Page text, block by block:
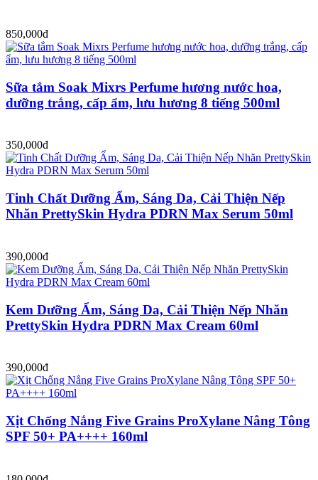
850,000đ
Sữa tắm Soak Mixrs Perfume hương nước hoa,
dưỡng trắng, cấp ẩm, lưu hương 8 tiếng 500ml
350,000đ
Tinh Chất Dưỡng Ẩm, Sáng Da, Cải Thiện Nếp
Nhăn PrettySkin Hydra PDRN Max Serum 50ml
390,000đ
Kem Dưỡng Ẩm, Sáng Da, Cải Thiện Nếp Nhăn
PrettySkin Hydra PDRN Max Cream 60ml
390,000đ
Xịt Chống Nắng Five Grains ProXylane Nâng Tông
SPF 50+ PA++++ 160ml